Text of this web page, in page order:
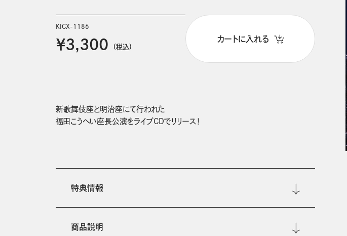
KICX-1186
￥3,300 (税込)
カートに入れる
新歌舞伎座と明治座にて行われた
福田こうへい座長公演をライブCDでリリース！
特典情報
商品説明